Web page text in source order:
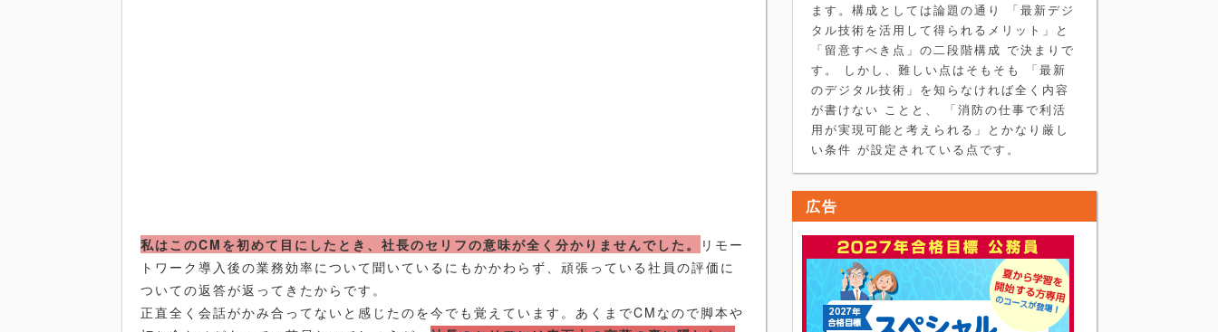
私はこのCMを初めて目にしたとき、社長のセリフの意味が全く分かりませんでした。
リモー
トワーク導入後の業務効率について聞いているにもかかわらず、頑張っている社員の評価に
ついての返答が返ってきたからです。
正直全く会話がかみ合ってないと感じたのを今でも覚えています。あくまでCMなので脚本や
ます。構成としては論題の通り 「最新デジ
タル技術を活用して得られるメリット」と
「留意すべき点」の二段階構成 で決まりで
す。 しかし、難しい点はそもそも 「最新
のデジタル技術」を知らなければ全く内容
が書けない ことと、 「消防の仕事で利活
用が実現可能と考えられる」とかなり厳し
い条件 が設定されている点です。
広告